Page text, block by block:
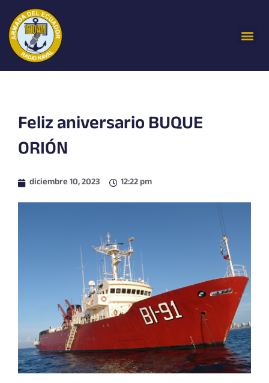
contenido
Feliz aniversario BUQUE
ORIÓN
diciembre 10, 2023 12:22 pm